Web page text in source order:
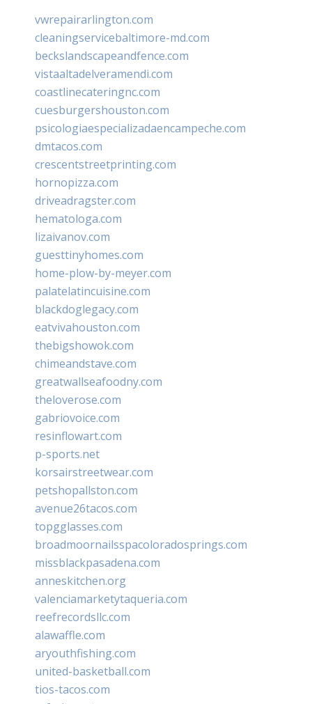
vwrepairarlington.com
cleaningservicebaltimore-md.com
beckslandscapeandfence.com
vistaaltadelveramendi.com
coastlinecateringnc.com
cuesburgershouston.com
psicologiaespecializadaencampeche.com
dmtacos.com
crescentstreetprinting.com
hornopizza.com
driveadragster.com
hematologa.com
lizaivanov.com
guesttinyhomes.com
home-plow-by-meyer.com
palatelatincuisine.com
blackdoglegacy.com
eatvivahouston.com
thebigshowok.com
chimeandstave.com
greatwallseafoodny.com
theloverose.com
gabriovoice.com
resinflowart.com
p-sports.net
korsairstreetwear.com
petshopallston.com
avenue26tacos.com
topgglasses.com
broadmoornailsspacoloradosprings.com
missblackpasadena.com
anneskitchen.org
valenciamarketytaqueria.com
reefrecordsllc.com
alawaffle.com
aryouthfishing.com
united-basketball.com
tios-tacos.com